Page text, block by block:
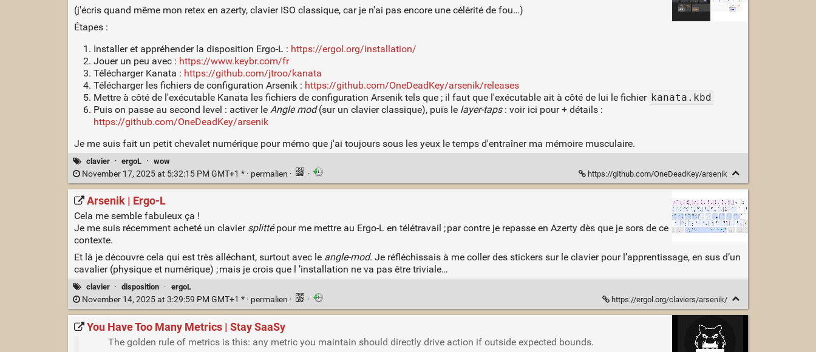
(j'écris quand même mon retex en azerty, clavier ISO classique, car je n'ai pas encore une célérité de fou…)
Étapes :
Installer et appréhender la disposition Ergo-L : https://ergol.org/installation/
Jouer un peu avec : https://www.keybr.com/fr
Télécharger Kanata : https://github.com/jtroo/kanata
Télécharger les fichiers de configuration Arsenik : https://github.com/OneDeadKey/arsenik/releases
Mettre à côté de l'exécutable Kanata les fichiers de configuration Arsenik tels que ; il faut que l'exécutable ait à côté de lui le fichier kanata.kbd
Puis on passe au second level : activer le Angle mod(sur un clavier classique), puis le layer-taps: voir ici pour + détails :
https://github.com/OneDeadKey/arsenik
Je me suis fait un petit chevalet numérique pour mémo que j'ai toujours sous les yeux le temps d'entraîner ma mémoire musculaire.
clavier · ergoL · wow
November 17, 2025 at 5:32:15 PM GMT+1 * · permalien · · https://github.com/OneDeadKey/arsenik
Arsenik | Ergo‑L
Cela me semble fabuleux ça !
Je me suis récemment acheté un clavier splittépour me mettre au Ergo-L en télétravail ; par contre je repasse en Azerty dès que je sors de ce
contexte.
Et là je découvre cela qui est très alléchant, surtout avec le angle-mod. Je réfléchissais à me coller des stickers sur le clavier pour l’apprentissage, en sus d’un
cavalier (physique et numérique) ; mais je crois que l ’installation ne va pas être triviale…
clavier · disposition · ergoL
November 14, 2025 at 3:29:59 PM GMT+1 * · permalien · · https://ergol.org/claviers/arsenik/
You Have Too Many Metrics | Stay SaaSy
The golden rule of metrics is this: any metric you maintain should directly drive action if outside expected bounds.